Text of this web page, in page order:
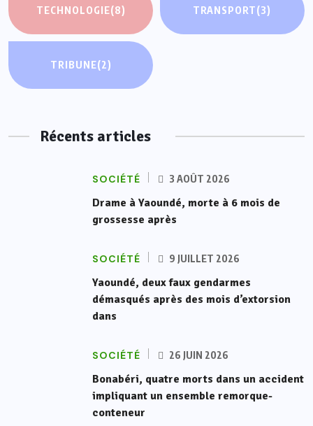
TECHNOLOGIE(8) TRANSPORT(3)
TRIBUNE(2)
Récents articles
SOCIÉTÉ 3 AOÛT 2026
Drame à Yaoundé, morte à 6 mois de
grossesse après
SOCIÉTÉ 9 JUILLET 2026
Yaoundé, deux faux gendarmes
démasqués après des mois d’extorsion
dans
SOCIÉTÉ 26 JUIN 2026
Bonabéri, quatre morts dans un accident
impliquant un ensemble remorque-
conteneur